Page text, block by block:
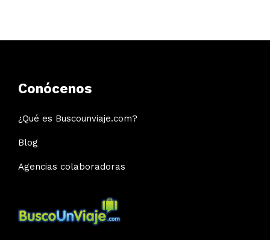
Conócenos
¿Qué es Buscounviaje.com?
Blog
Agencias colaboradoras